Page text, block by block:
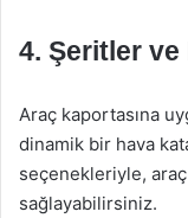
4. Şeritler
Araç kaportasına
dinamik bir hava
seçenekleriyle, araç
sağlayabilirsiniz.